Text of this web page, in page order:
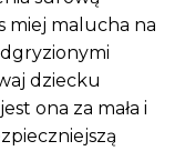
miej malucha na
dziecku
ona za mała i